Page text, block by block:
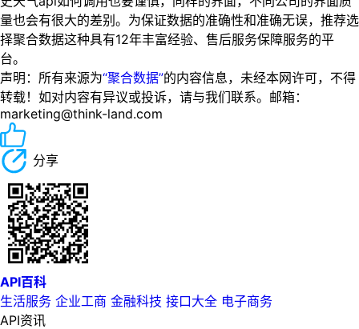
量也会有很大的差别。为保证数据的准确性和准确无误，推荐选
择聚合数据这种具有12年丰富经验、售后服务保障服务的平
台。
声明：所有来源为“聚合数据”的内容信息，未经本网许可，不得
转载！如对内容有异议或投诉，请与我们联系。邮箱：
marketing@think-land.com
分享
API百科
生活服务 企业工商 金融科技 接口大全 电子商务
API资讯